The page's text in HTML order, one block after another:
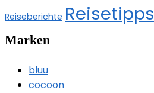
Reiseberichte Reisetipps
Marken
bluu
cocoon